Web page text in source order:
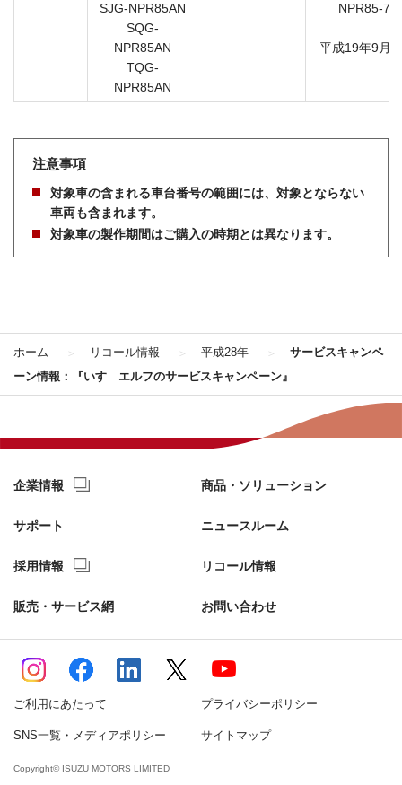
SJG-NPR85AN
SQG-
NPR85AN
TQG-
NPR85AN
NPR85-
平成19年9月
注意事項
対象車の含まれる車台番号の範囲には、対象とならない
車両も含まれます。
対象車の製作期間はご購入の時期とは異なります。
ホーム リコール情報 平成28年
サービスキャンペ
ーン情報：『いすゞエルフのサービスキャンペーン』
企業情報 商品・ソリューション
サポート ニュースルーム
採用情報 リコール情報
販売・サービス網 お問い合わせ
ご利用にあたって プライバシーポリシー
SNS一覧・メディアポリシー サイトマップ
Copyright© ISUZU MOTORS LIMITED